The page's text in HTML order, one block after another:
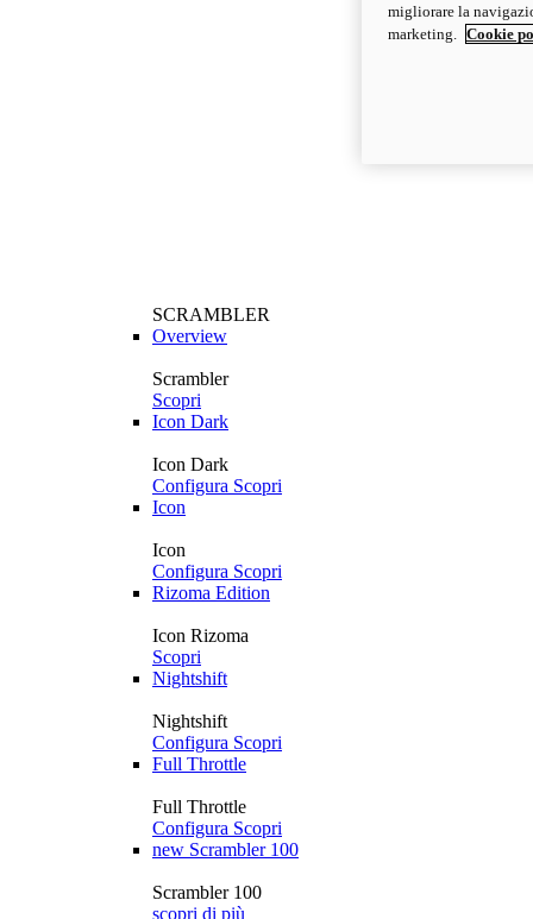
SCRAMBLER
Overview
Scrambler
Scopri
Icon Dark
Icon Dark
Configura Scopri
Icon
Icon
Configura Scopri
Rizoma Edition
Icon Rizoma
Scopri
Nightshift
Nightshift
Configura Scopri
Full Throttle
Full Throttle
Configura Scopri
new Scrambler 100
Scrambler 100
scopri di più
migliorare la
marketing.
Cookie